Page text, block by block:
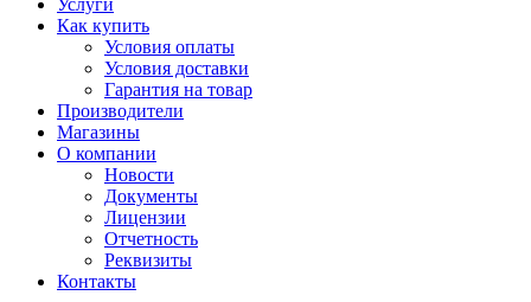
Услуги
Как купить
Условия оплаты
Условия доставки
Гарантия на товар
Производители
Магазины
О компании
Новости
Документы
Лицензии
Отчетность
Реквизиты
Контакты